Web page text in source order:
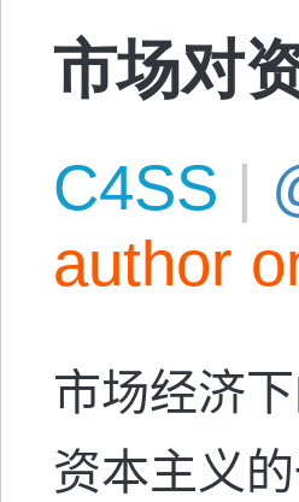
市场对
C4SS |
author
市场经济
资本主义